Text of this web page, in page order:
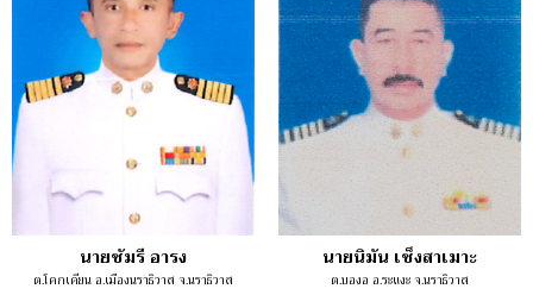
นายซัมรี อารง
ต.โคกเคียน อ.เมืองนราธิวาส จ.นราธิวาส
นายนิมัน เซ็งสาเมาะ
ต.บองอ อ.ระแงะ จ.นราธิวาส